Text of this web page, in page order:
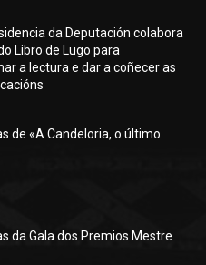
da Deputación colabora
Libro de Lugo para
a lectura e dar a coñecer as
de «A Candeloria, o último
da Gala dos Premios Mestre